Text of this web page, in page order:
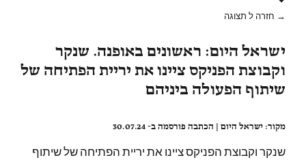
→ חזרה ל תצוגה
ישראל היום: ראשונים באופנה. שנקר
וקבוצת הפניקס ציינו את יריית הפתיחה של
שיתוף הפעולה ביניהם
מקור: ישראל היום | הכתבה פורסמה ב- 30.07.24
שנקר וקבוצת הפניקס ציינו את יריית הפתיחה של שיתוף